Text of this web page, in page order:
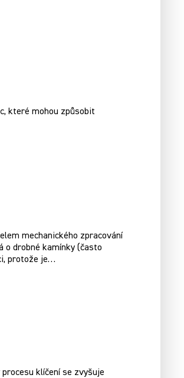
které mohou způsobit
mechanického zpracování
o drobné kamínky (často
protože je…
klíčení se zvyšuje